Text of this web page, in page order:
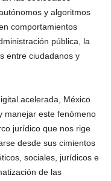
y algoritmos
comportamientos
pública, la
entre ciudadanos y
acelerada, México
manejar este fenómeno
jurídico que nos rige
desde sus cimientos
sociales, jurídicos e
de las